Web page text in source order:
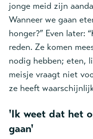
jonge meid zijn
Wanneer we gaan
honger?” Even later:
reden. Ze komen
nodig hebben; eten,
meisje vraagt niet
ze heeft
'Ik weet dat het
gaan'